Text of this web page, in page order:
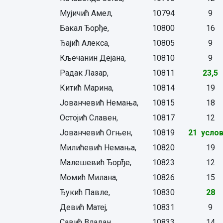
Мујичић Амел,
10794
9
Бакал Ђорђе,
10800
16
Ђајић Алекса,
10805
9
Кљечанин Дејана,
10810
9
Радак Лазар,
10811
23,5
Китић Марина,
10814
19
Јованчевић Немања,
10815
18
Остојић Славен,
10817
12
Јованчевић Огњен,
10819
21
Милићевић Немања,
10820
19
Малешевић Ђорђе,
10823
12
Момић Милана,
10826
15
Ђукић Павле,
10830
28
Девић Матеј,
10831
9